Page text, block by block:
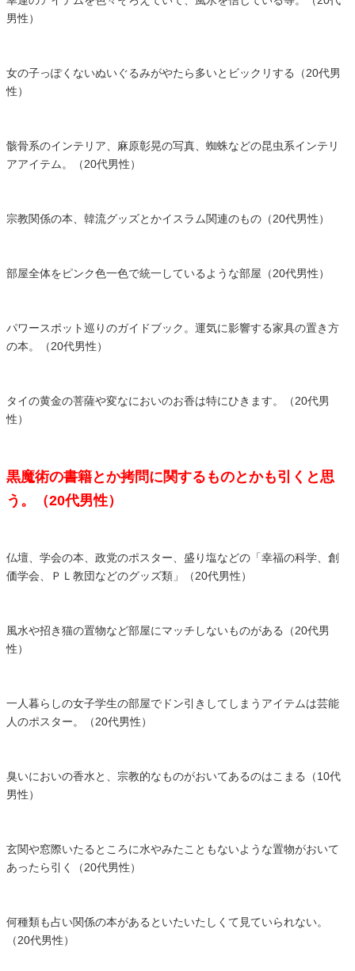
男性）
女の子っぽくないぬいぐるみがやたら多いとビックリする（20代男
性）
骸骨系のインテリア、麻原彰晃の写真、蜘蛛などの昆虫系インテリ
アアイテム。（20代男性）
宗教関係の本、韓流グッズとかイスラム関連のもの（20代男性）
部屋全体をピンク色一色で統一しているような部屋（20代男性）
パワースポット巡りのガイドブック。運気に影響する家具の置き方
の本。（20代男性）
タイの黄金の菩薩や変なにおいのお香は特にひきます。（20代男
性）
黒魔術の書籍とか拷問に関するものとかも引くと思
う。（20代男性）
仏壇、学会の本、政党のポスター、盛り塩などの「幸福の科学、創
価学会、ＰＬ教団などのグッズ類」（20代男性）
風水や招き猫の置物など部屋にマッチしないものがある（20代男
性）
一人暮らしの女子学生の部屋でドン引きしてしまうアイテムは芸能
人のポスター。（20代男性）
臭いにおいの香水と、宗教的なものがおいてあるのはこまる（10代
男性）
玄関や窓際いたるところに水やみたこともないような置物がおいて
あったら引く（20代男性）
何種類も占い関係の本があるといたいたしくて見ていられない。
（20代男性）